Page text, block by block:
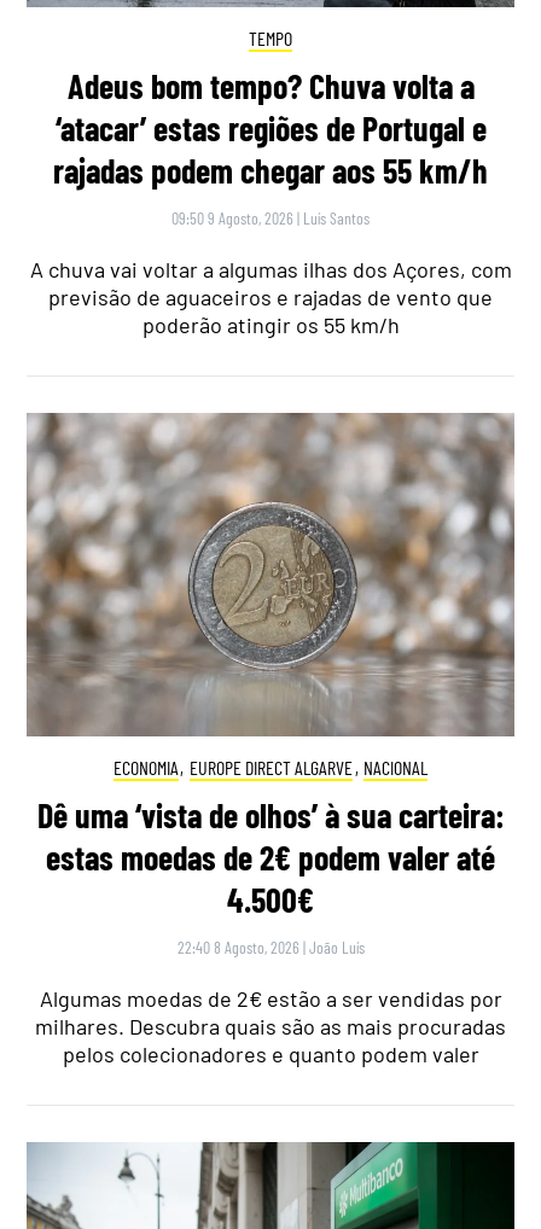
TEMPO
Adeus bom tempo? Chuva volta a
‘atacar’ estas regiões de Portugal e
rajadas podem chegar aos 55 km/h
09:50 9 Agosto, 2026 | Luís Santos
A chuva vai voltar a algumas ilhas dos Açores, com
previsão de aguaceiros e rajadas de vento que
poderão atingir os 55 km/h
ECONOMIA, EUROPE DIRECT ALGARVE, NACIONAL
Dê uma ‘vista de olhos’ à sua carteira:
estas moedas de 2€ podem valer até
4.500€
22:40 8 Agosto, 2026 |João Luís
Algumas moedas de 2€ estão a ser vendidas por
milhares. Descubra quais são as mais procuradas
pelos colecionadores e quanto podem valer